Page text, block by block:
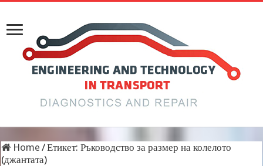
Home /Етикет:Ръководство за размер на колелото
(джантата)